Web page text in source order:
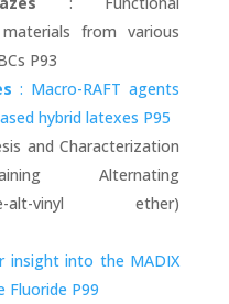
from various
P93
: Macro-RAFT agents
hybrid latexes P95
and Characterization
Alternating
alt-vinyl ether)
insight into the MADIX
Fluoride P99